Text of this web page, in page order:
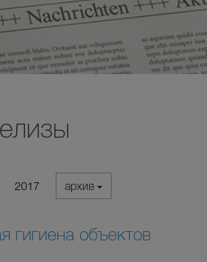
2017 архив
гигиена объектов